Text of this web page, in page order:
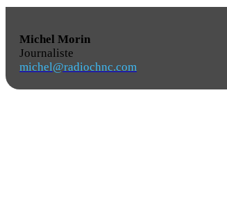
Michel Morin
Journaliste
michel@radiochnc.com